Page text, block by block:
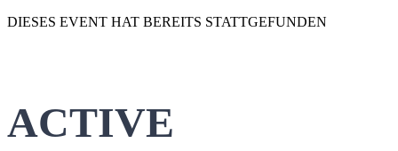
DIESES EVENT HAT BEREITS STATTGEFUNDEN
ACTIVE